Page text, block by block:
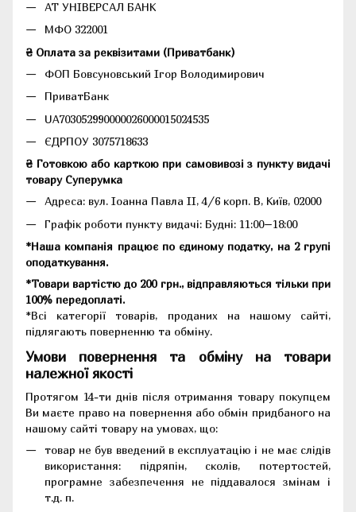
АТ УНІВЕРСАЛ БАНК
МФО 322001
₴ Оплата за реквізитами (Приватбанк)
ФОП Бовсуновський Ігор Володимирович
ПриватБанк
UA703052990000026000015024535
ЄДРПОУ 3075718633
₴ Готовкою або карткою при самовивозі з пункту видачі
товару Суперумка
Адреса: вул. Іоанна Павла II, 4/6 корп. В, Київ, 02000
Графік роботи пункту видачі: Будні: 11:00–18:00
*Наша компанія працює по єдиному податку, на 2 групі
оподаткування.
*Товари вартістю до 200 грн., відправляються тільки при
100% передоплаті.
*Всі категорії товарів, проданих на нашому сайті,
підлягають поверненню та обміну.
Умови повернення та обміну на товари
належної якості
Протягом 14-ти днів після отримання товару покупцем
Ви маєте право на повернення або обмін придбаного на
нашому сайті товару на умовах, що:
товар не був введений в експлуатацію і не має слідів
використання: підряпін, сколів, потертостей,
програмне забезпечення не піддавалося змінам і
т.д. п.